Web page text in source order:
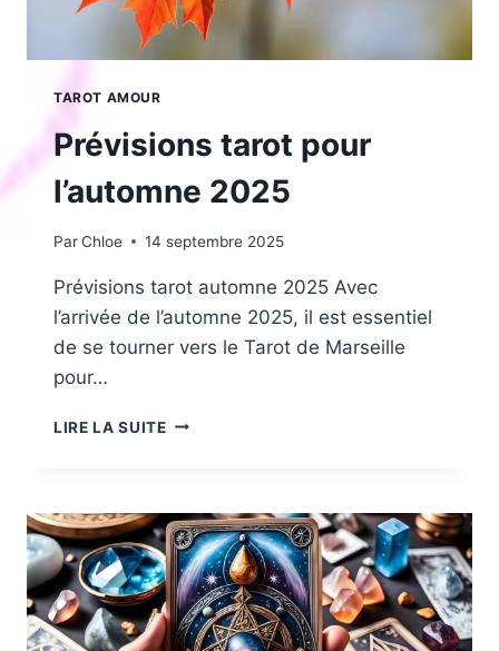
TAROT AMOUR
Prévisions tarot pour
l’automne 2025
ParChloe 14 septembre 2025
Prévisions tarot automne 2025 Avec
l’arrivée de l’automne 2025, il est essentiel
de se tourner vers le Tarot de Marseille
pour…
LIRE LA SUITEPRÉVISIONS
2025